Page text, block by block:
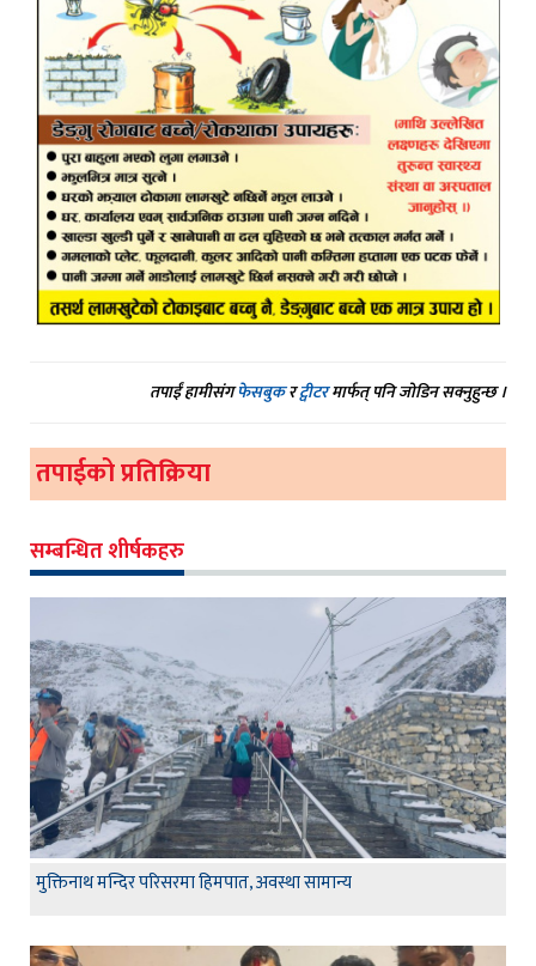
तपाईं हामीसंगफेसबुकरट्वीटरमार्फत् पनि जोडिन सक्नुहुन्छ ।
तपाईको प्रतिक्रिया
सम्बन्धित शीर्षकहरु
मुक्तिनाथ मन्दिर परिसरमा हिमपात, अवस्था सामान्य